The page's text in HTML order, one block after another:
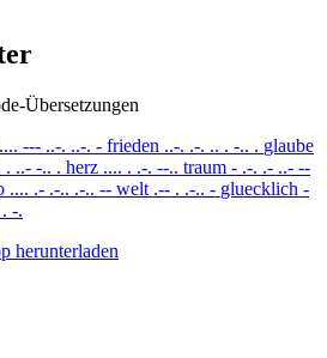
Übersetzungen
.... --- ..-. ..-. - frieden ..-. .-. .. . -.. . glaube
. ..- -.. . herz .... . .-. --.. traum - .-. .- ..- --
.... .- .-.. .-.. -- welt .-- . .-.. - gluecklich -
-.
herunterladen